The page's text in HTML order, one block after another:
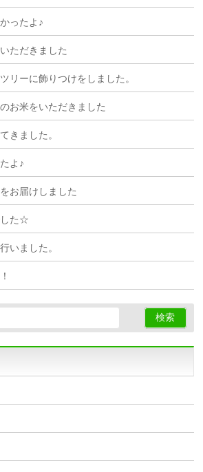
ったよ♪
ただきました
リーに飾りつけをしました。
お米をいただきました
きました。
よ♪
お届けしました
した☆
いました。